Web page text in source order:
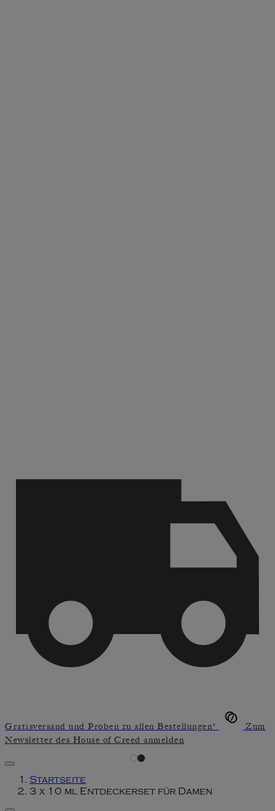
Gratisversand und Proben zu allen Bestellungen*
Zum
Newsletter des House of Creed anmelden
Startseite
3 x 10 ml Entdeckerset für Damen